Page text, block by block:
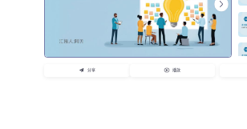
分享 播放